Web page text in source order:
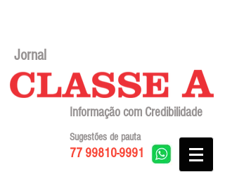
Jornal
Informação com Credibilidade
77 99810-9991
Sugestões de pauta